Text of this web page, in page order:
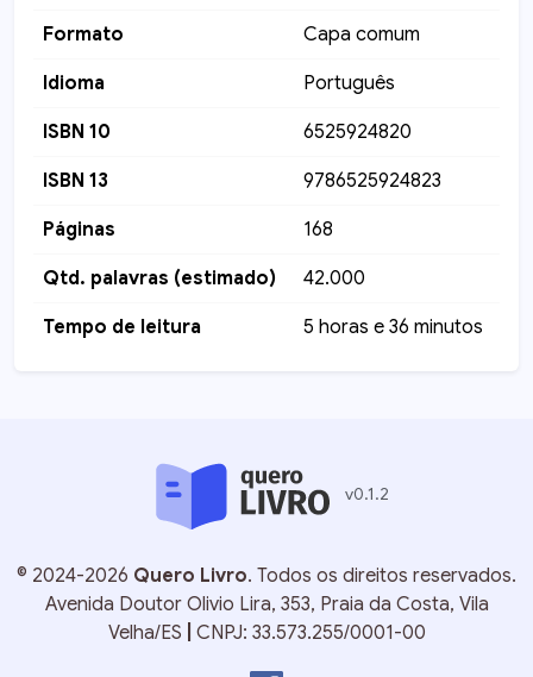
Formato Capa comum
Idioma Português
ISBN 10 6525924820
ISBN 13 9786525924823
Páginas 168
Qtd. palavras (estimado) 42.000
Tempo de leitura 5 horas e 36 minutos
v0.1.2
© 2024-2026 Quero Livro. Todos os direitos reservados.
Avenida Doutor Olivio Lira, 353, Praia da Costa, Vila
Velha/ES
CNPJ: 33.573.255/0001-00